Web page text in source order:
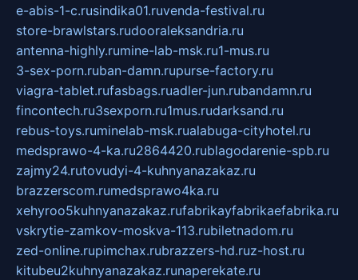
e-abis-1-c.rusindika01.ruvenda-festival.ru
store-brawlstars.rudooraleksandria.ru
antenna-highly.rumine-lab-msk.ru1-mus.ru
3-sex-porn.ruban-damn.rupurse-factory.ru
viagra-tablet.rufasbags.ruadler-jun.rubandamn.ru
fincontech.ru3sexporn.ru1mus.rudarksand.ru
rebus-toys.ruminelab-msk.rualabuga-cityhotel.ru
medsprawo-4-ka.ru2864420.rublagodarenie-spb.ru
zajmy24.rutovudyi-4-kuhnyanazakaz.ru
brazzerscom.rumedsprawo4ka.ru
xehyroo5kuhnyanazakaz.rufabrikayfabrikaefabrika.ru
vskrytie-zamkov-moskva-113.rubiletnadom.ru
zed-online.rupimchax.rubrazzers-hd.ruz-host.ru
kitubeu2kuhnyanazakaz.runaperekate.ru